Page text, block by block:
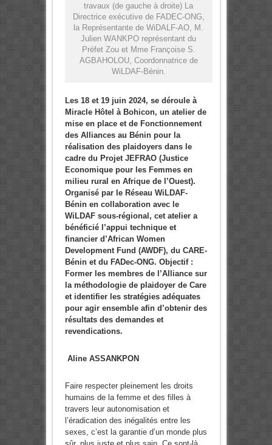
travaux (de gauche à droite) La
Directrice exécutive de FADEC-ONG,
la Représentante de WiDALF-AO, M.
Julien WANKPO représentant du
Préfet Zou et Mme Françoise S.
AGBAHOLOU, Coordonnatrice de
WiLDAF-Bénin.
Les 18 et 19 juin 2024, se déroule à
Miracle Hôtel à Bohicon, un atelier de
mise en place et de Fonctionnement
des Alliances au Bénin pour la
réalisation des plaidoyers dans le
cadre du Projet JEFRAO (Justice
Economique pour les Femmes en
milieu rural en Afrique de l’Ouest).
Organisé par le Réseau WiLDAF-
Bénin en collaboration avec le
WiLDAF sous-régional, cet atelier a
bénéficié l’appui technique et
financier d’African Women
Development Fund (AWDF), du CARE-
Bénin et du FADec-ONG. Objectif :
Former les membres de l’Alliance sur
la méthodologie de plaidoyer de Care
et identifier les stratégies adéquates
pour agir ensemble afin d’obtenir des
résultats des demandes et
revendications.
Aline ASSANKPON
Faire respecter pleinement les droits
humains de la femme et des filles à
travers leur autonomisation et
l’éradication des inégalités entre les
sexes, c’est la garantie d’un monde plus